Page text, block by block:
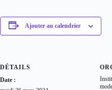
Ajouter au calendrier
DÉTAILS
Date :